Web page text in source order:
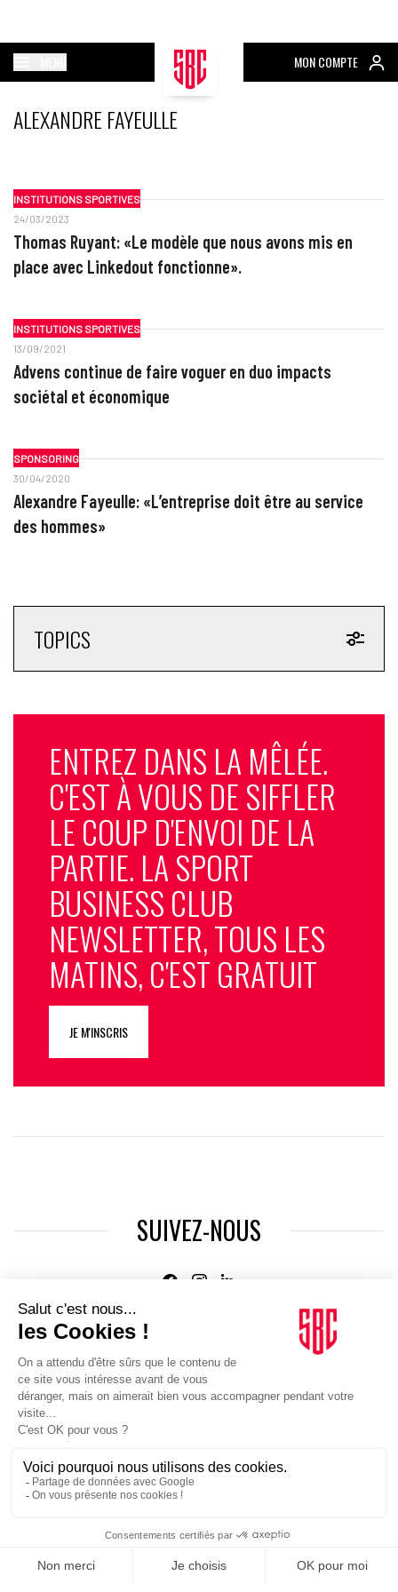
MON COMPTE
ALEXANDRE FAYEULLE
INSTITUTIONS SPORTIVES
24/03/2023
Thomas Ruyant: «Le modèle que nous avons mis en
place avec Linkedout fonctionne».
INSTITUTIONS SPORTIVES
13/09/2021
Advens continue de faire voguer en duo impacts
sociétal et économique
SPONSORING
30/04/2020
Alexandre Fayeulle: «L’entreprise doit être au service
des hommes»
TOPICS
ENTREZ DANS LA MÊLÉE.
C'EST À VOUS DE SIFFLER
LE COUP D'ENVOI DE LA
PARTIE. LA SPORT
BUSINESS CLUB
NEWSLETTER, TOUS LES
MATINS, C'EST GRATUIT
JE M'INSCRIS
SUIVEZ-NOUS
Agence web:Novius